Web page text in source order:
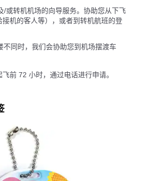
/或转机机场的向导服务。协助您从下飞
机的客人等），或者到转机航班的登
不同时，我们会协助您到机场摆渡车
前 72 小时，通过电话进行申请。